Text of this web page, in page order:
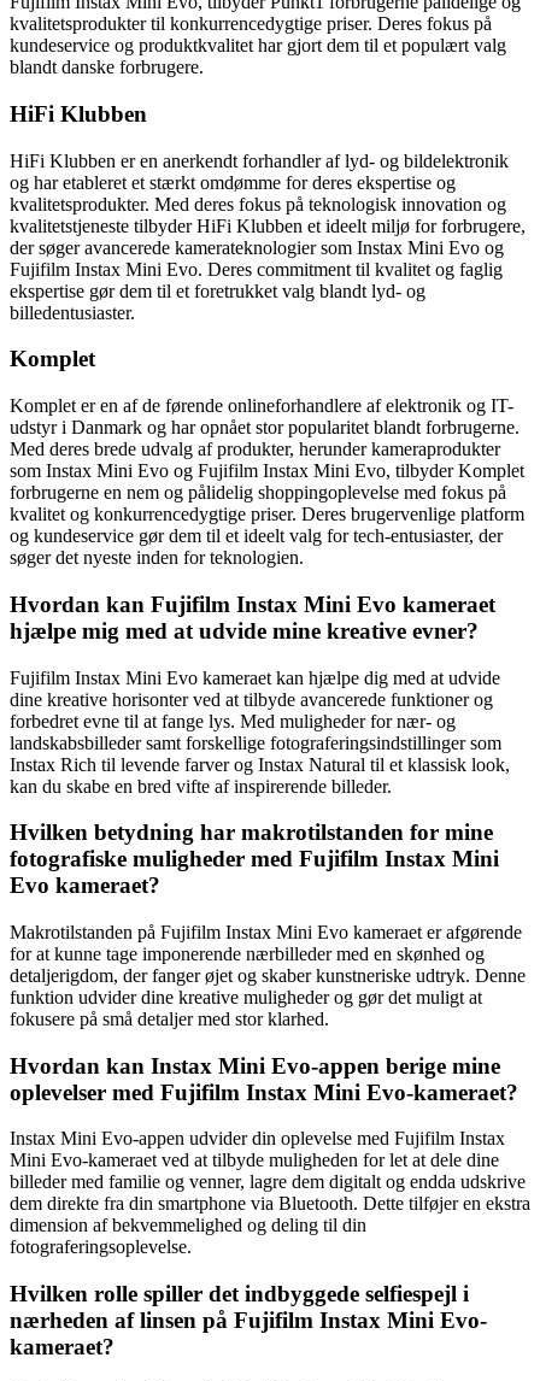
kvalitetsprodukter til konkurrencedygtige priser. Deres fokus på
kundeservice og produktkvalitet har gjort dem til et populært valg
blandt danske forbrugere.
HiFi Klubben
HiFi Klubben er en anerkendt forhandler af lyd- og bildelektronik
og har etableret et stærkt omdømme for deres ekspertise og
kvalitetsprodukter. Med deres fokus på teknologisk innovation og
kvalitetstjeneste tilbyder HiFi Klubben et ideelt miljø for forbrugere,
der søger avancerede kamerateknologier som Instax Mini Evo og
Fujifilm Instax Mini Evo. Deres commitment til kvalitet og faglig
ekspertise gør dem til et foretrukket valg blandt lyd- og
billedentusiaster.
Komplet
Komplet er en af de førende onlineforhandlere af elektronik og IT-
udstyr i Danmark og har opnået stor popularitet blandt forbrugerne.
Med deres brede udvalg af produkter, herunder kameraprodukter
som Instax Mini Evo og Fujifilm Instax Mini Evo, tilbyder Komplet
forbrugerne en nem og pålidelig shoppingoplevelse med fokus på
kvalitet og konkurrencedygtige priser. Deres brugervenlige platform
og kundeservice gør dem til et ideelt valg for tech-entusiaster, der
søger det nyeste inden for teknologien.
Hvordan kan Fujifilm Instax Mini Evo kameraet
hjælpe mig med at udvide mine kreative evner?
Fujifilm Instax Mini Evo kameraet kan hjælpe dig med at udvide
dine kreative horisonter ved at tilbyde avancerede funktioner og
forbedret evne til at fange lys. Med muligheder for nær- og
landskabsbilleder samt forskellige fotograferingsindstillinger som
Instax Rich til levende farver og Instax Natural til et klassisk look,
kan du skabe en bred vifte af inspirerende billeder.
Hvilken betydning har makrotilstanden for mine
fotografiske muligheder med Fujifilm Instax Mini
Evo kameraet?
Makrotilstanden på Fujifilm Instax Mini Evo kameraet er afgørende
for at kunne tage imponerende nærbilleder med en skønhed og
detaljerigdom, der fanger øjet og skaber kunstneriske udtryk. Denne
funktion udvider dine kreative muligheder og gør det muligt at
fokusere på små detaljer med stor klarhed.
Hvordan kan Instax Mini Evo-appen berige mine
oplevelser med Fujifilm Instax Mini Evo-kameraet?
Instax Mini Evo-appen udvider din oplevelse med Fujifilm Instax
Mini Evo-kameraet ved at tilbyde muligheden for let at dele dine
billeder med familie og venner, lagre dem digitalt og endda udskrive
dem direkte fra din smartphone via Bluetooth. Dette tilføjer en ekstra
dimension af bekvemmelighed og deling til din
fotograferingsoplevelse.
Hvilken rolle spiller det indbyggede selfiespejl i
nærheden af linsen på Fujifilm Instax Mini Evo-
kameraet?